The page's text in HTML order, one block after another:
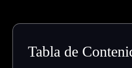
Tabla de